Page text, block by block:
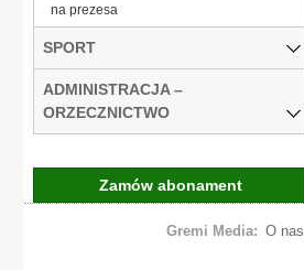
na prezesa
SPORT
ADMINISTRACJA –
ORZECZNICTWO
Zamów abonament
Gremi Media: O nas